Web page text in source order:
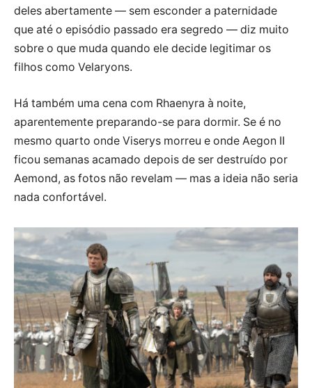
deles abertamente — sem esconder a paternidade
que até o episódio passado era segredo — diz muito
sobre o que muda quando ele decide legitimar os
filhos como Velaryons.
Há também uma cena com Rhaenyra à noite,
aparentemente preparando-se para dormir. Se é no
mesmo quarto onde Viserys morreu e onde Aegon II
ficou semanas acamado depois de ser destruído por
Aemond, as fotos não revelam — mas a ideia não seria
nada confortável.